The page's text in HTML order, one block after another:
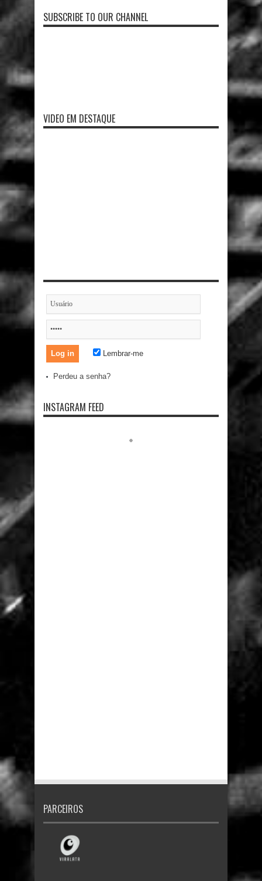
SUBSCRIBE TO OUR CHANNEL
VIDEO EM DESTAQUE
Lembrar-me
Perdeu a senha?
INSTAGRAM FEED
PARCEIROS